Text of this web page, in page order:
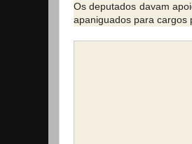
Os deputados davam
apaniguados para cargos